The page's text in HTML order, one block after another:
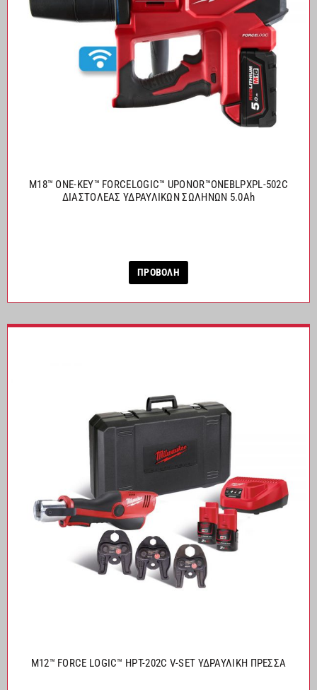
M18™ ONE-KEY™ FORCELOGIC™ UPONOR™ONEBLPXPL-502C
ΔΙΑΣΤΟΛΕΑΣ ΥΔΡΑΥΛΙΚΩΝ ΣΩΛΗΝΩΝ 5.0Ah
ΠΡΟΒΟΛΗ
M12™ FORCE LOGIC™ HPT-202C V-SET ΥΔΡΑΥΛΙΚΗ ΠΡΕΣΣΑ